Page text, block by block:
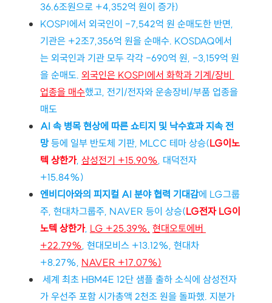
36.6조원으로 +4,352억 원이 증가)
KOSPI에서 외국인이 -7,542억 원 순매도한 반면,
기관은 +2조7,356억 원을 순매수. KOSDAQ에서
는 외국인과 기관 모두 각각 -690억 원, -3,159억 원
을 순매도. 외국인은 KOSPI에서 화학과 기계/장비
업종을 매수했고, 전기/전자와 운송장비/부품 업종을
매도
AI 속 병목 현상에 따른 쇼티지 및 낙수효과 지속 전
망 등에 일부 반도체 기판, MLCC 테마 상승(LG이노
텍 상한가, 삼성전기 +15.90%, 대덕전자
+15.84%)
엔비디아와의 피지컬 AI 분야 협력 기대감에 LG그룹
주, 현대차그룹주, NAVER 등이 상승(LG전자 LG이
노텍 상한가, LG +25.39%, 현대오토에버
+22.79%, 현대모비스 +13.12%, 현대차
+8.27%, NAVER +17.07%)
가 우선주 포함 시가총액 2천조 원을 돌파했. 지분가